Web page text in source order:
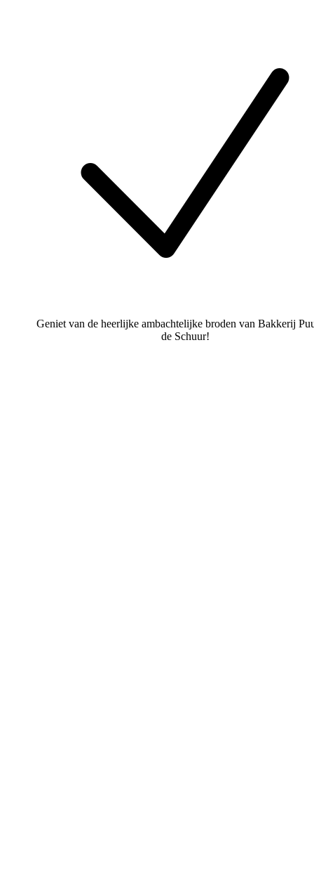
Geniet van de heerlijke ambachtelijke broden van Bakkerij
de Schuur!